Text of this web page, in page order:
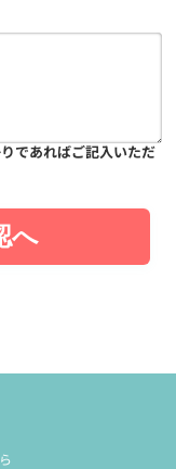
であればご記入いただ
へ